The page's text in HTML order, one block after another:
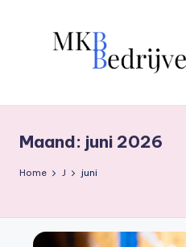
Maand: juni 2026
Home J juni